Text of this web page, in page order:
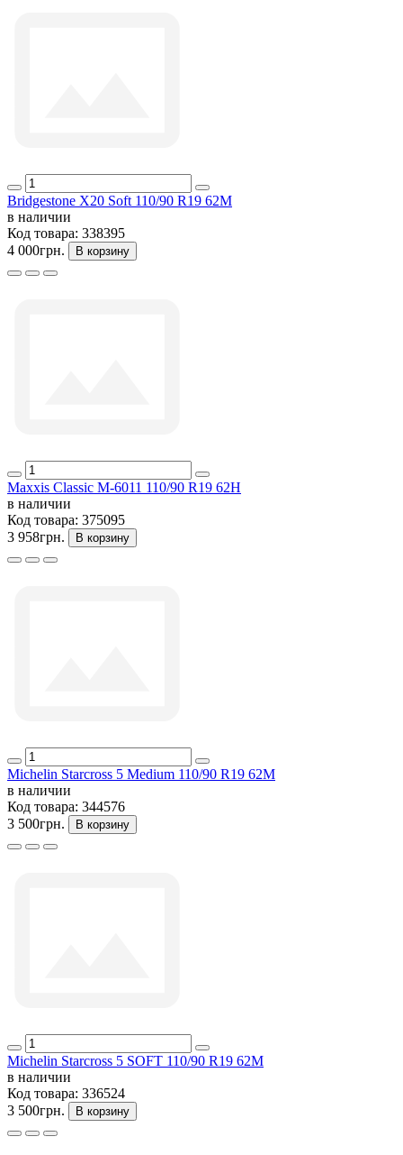
Bridgestone X20 Soft 110/90 R19 62M
в наличии
Код товара: 338395
4 000грн.
В корзину
Maxxis Classic M-6011 110/90 R19 62H
в наличии
Код товара: 375095
3 958грн.
В корзину
Michelin Starcross 5 Medium 110/90 R19 62M
в наличии
Код товара: 344576
3 500грн.
В корзину
Michelin Starcross 5 SOFT 110/90 R19 62M
в наличии
Код товара: 336524
3 500грн.
В корзину